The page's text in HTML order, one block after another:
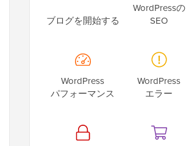
ブログを開始する
WordPressの
SEO
WordPress
パフォーマンス
WordPress
エラー